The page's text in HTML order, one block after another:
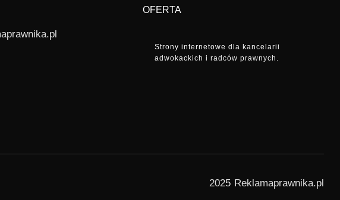
OFERTA
Strony internetowe dla kancelarii
adwokackich i radców prawnych.
2025 Reklamaprawnika.pl